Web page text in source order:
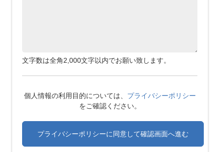
文字数は全角2,000文字以内でお願い致します。
個人情報の利用目的については、 プライバシーポリシー
をご確認ください。